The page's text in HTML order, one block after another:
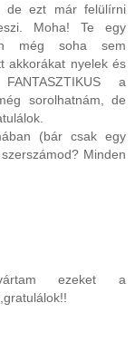
de ezt már felülírni
Moha! Te egy
még soha sem
akkorákat nyelek és
a
sorolhatnám, de
(bár csak egy
Minden
ezeket a